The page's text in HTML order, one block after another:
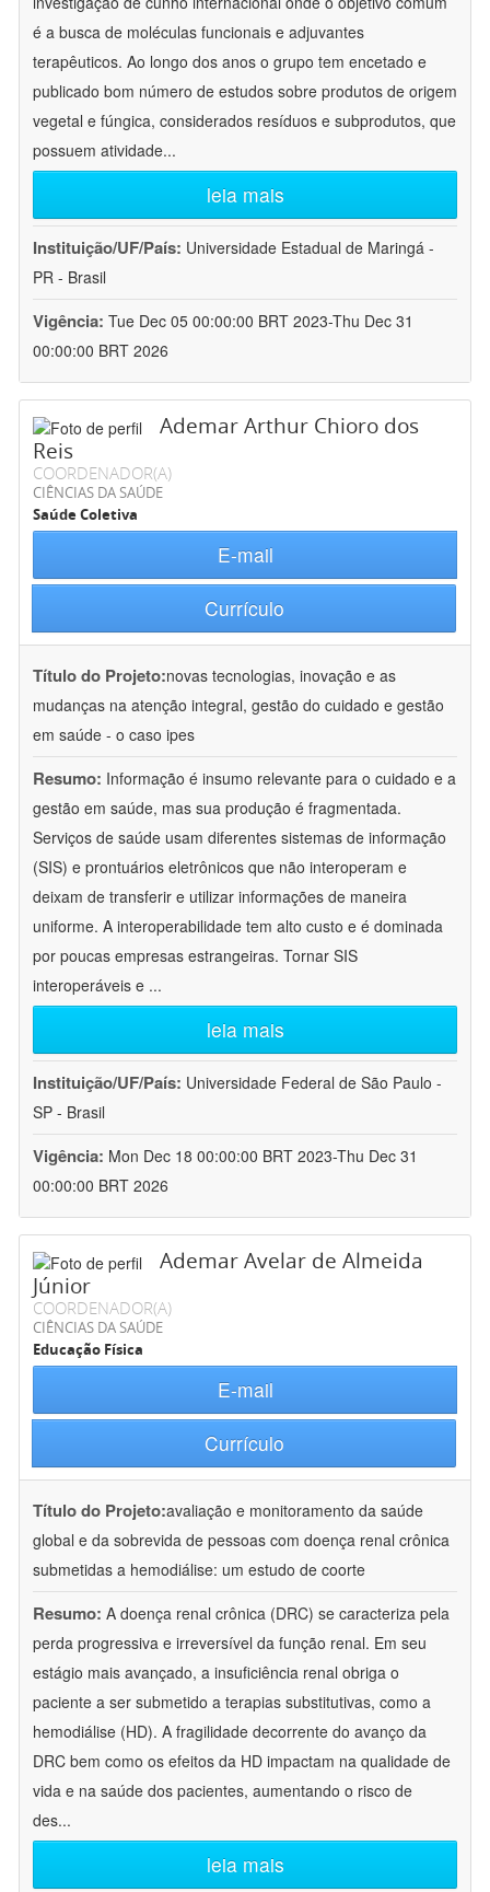
é a busca de moléculas funcionais e adjuvantes
terapêuticos. Ao longo dos anos o grupo tem encetado e
publicado bom número de estudos sobre produtos de origem
vegetal e fúngica, considerados resíduos e subprodutos, que
possuem atividade...
leia mais
Instituição/UF/País: Universidade Estadual de Maringá -
PR - Brasil
Vigência: Tue Dec 05 00:00:00 BRT 2023-Thu Dec 31
00:00:00 BRT 2026
Ademar Arthur Chioro dos
Reis
COORDENADOR(A)
CIÊNCIAS DA SAÚDE
Saúde Coletiva
E-mail
Currículo
Título do Projeto:novas tecnologias, inovação e as
mudanças na atenção integral, gestão do cuidado e gestão
em saúde - o caso ipes
Resumo: Informação é insumo relevante para o cuidado e a
gestão em saúde, mas sua produção é fragmentada.
Serviços de saúde usam diferentes sistemas de informação
(SIS) e prontuários eletrônicos que não interoperam e
deixam de transferir e utilizar informações de maneira
uniforme. A interoperabilidade tem alto custo e é dominada
por poucas empresas estrangeiras. Tornar SIS
interoperáveis e ...
leia mais
Instituição/UF/País: Universidade Federal de São Paulo -
SP - Brasil
Vigência: Mon Dec 18 00:00:00 BRT 2023-Thu Dec 31
00:00:00 BRT 2026
Ademar Avelar de Almeida
Júnior
COORDENADOR(A)
CIÊNCIAS DA SAÚDE
Educação Física
E-mail
Currículo
Título do Projeto:avaliação e monitoramento da saúde
global e da sobrevida de pessoas com doença renal crônica
submetidas a hemodiálise: um estudo de coorte
Resumo: A doença renal crônica (DRC) se caracteriza pela
perda progressiva e irreversível da função renal. Em seu
estágio mais avançado, a insuficiência renal obriga o
paciente a ser submetido a terapias substitutivas, como a
hemodiálise (HD). A fragilidade decorrente do avanço da
DRC bem como os efeitos da HD impactam na qualidade de
vida e na saúde dos pacientes, aumentando o risco de
des...
leia mais